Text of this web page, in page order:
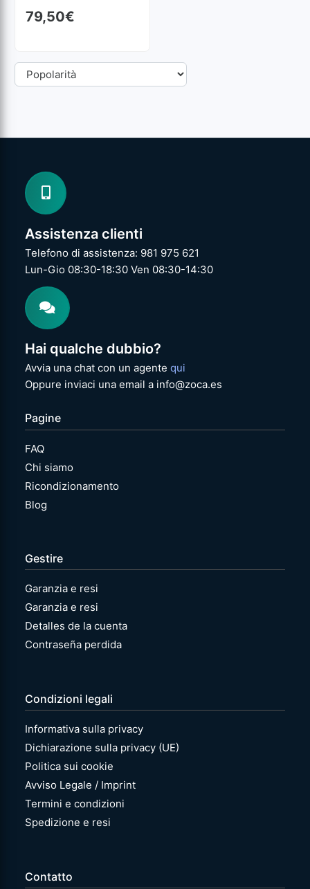
79,50€
Assistenza clienti
Telefono di assistenza: 981 975 621
Lun-Gio 08:30-18:30 Ven 08:30-14:30
Hai qualche dubbio?
Avvia una chat con un agentequi
Oppure inviaci una email a info@zoca.es
Pagine
FAQ
Chi siamo
Ricondizionamento
Blog
Gestire
Garanzia e resi
Garanzia e resi
Detalles de la cuenta
Contraseña perdida
Condizioni legali
Informativa sulla privacy
Dichiarazione sulla privacy (UE)
Politica sui cookie
Avviso Legale / Imprint
Termini e condizioni
Spedizione e resi
Contatto